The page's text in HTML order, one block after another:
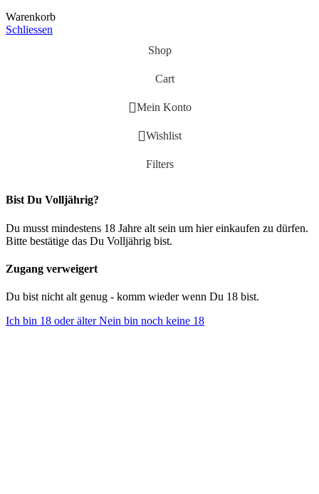
Warenkorb
Schliessen
Shop
Cart
Mein Konto
Wishlist
Filters
Bist Du Volljährig?
Du musst mindestens 18 Jahre alt sein um hier einkaufen zu dürfen.
Bitte bestätige das Du Volljährig bist.
Zugang verweigert
Du bist nicht alt genug - komm wieder wenn Du 18 bist.
Ich bin 18 oder älterNein bin noch keine 18